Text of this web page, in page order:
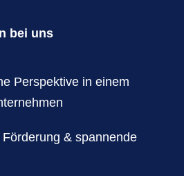
bei uns
Perspektive in einem
& spannende